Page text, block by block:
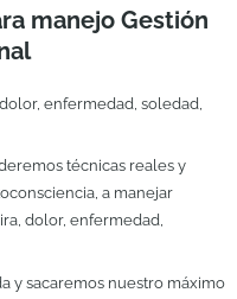
manejo Gestión
enfermedad, soledad,
técnicas reales y
a manejar
dolor, enfermedad,
y sacaremos nuestro máximo